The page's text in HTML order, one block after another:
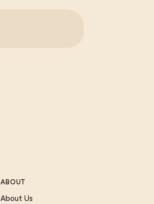
ABOUT
About Us